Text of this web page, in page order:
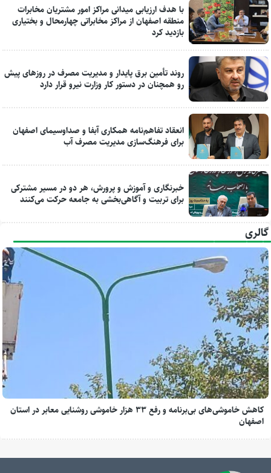
با هدف ارزیابی میدانی مراکز امور مشتریان مخابرات
منطقه اصفهان از مراکز مخابراتی چهارمحال و بختیاری
بازدید کرد
روند تأمین برق پایدار و مدیریت مصرف در روزهای پیش
رو همچنان در دستور کار وزارت نیرو قرار دارد
انعقاد تفاهم‌نامه همکاری آبفا و صداوسیمای اصفهان
برای فرهنگ‌سازی مدیریت مصرف آب
خبرنگاری و آموزش و پرورش، هر دو در مسیر مشترکی
برای تربیت و آگاهی‌بخشی به جامعه حرکت می‌کنند
گالری
کاهش خاموشی‌های بی‌برنامه و رفع ۳۳ هزار خاموشی روشنایی معابر در استان
اصفهان